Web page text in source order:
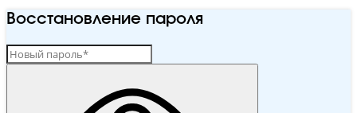
Восстановление пароля